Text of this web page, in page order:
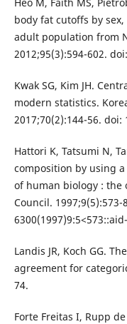
body fat cutoffs by
adult population from
2012;95(3):594-602.
Kwak SG, Kim JH.
modern statistics.
2017;70(2):144-56. doi:
Hattori K, Tatsumi N,
composition by using
of human biology : the
Council.
Landis JR, Koch GG.
agreement for
74.
Forte Freitas I, Rupp